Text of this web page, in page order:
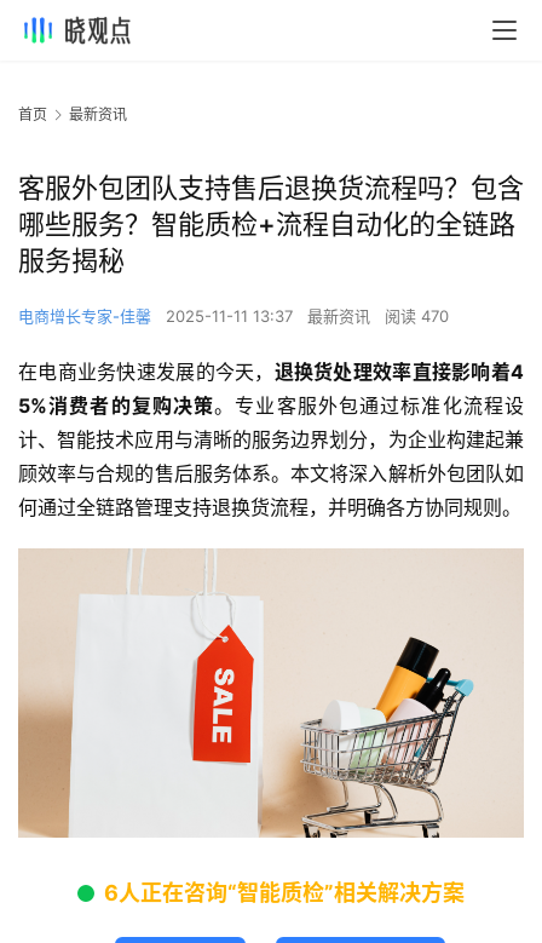
首页 最新资讯
客服外包团队支持售后退换货流程吗？包含
哪些服务？智能质检+流程自动化的全链路
服务揭秘
电商增长专家-佳馨 2025-11-11 13:37 最新资讯 阅读 470
在电商业务快速发展的今天， 退换货处理效率直接影响着4
5%消费者的复购决策。专业客服外包通过标准化流程设
计、智能技术应用与清晰的服务边界划分，为企业构建起兼
顾效率与合规的售后服务体系。本文将深入解析外包团队如
何通过全链路管理支持退换货流程，并明确各方协同规则。
6人正在咨询“智能质检”相关解决方案